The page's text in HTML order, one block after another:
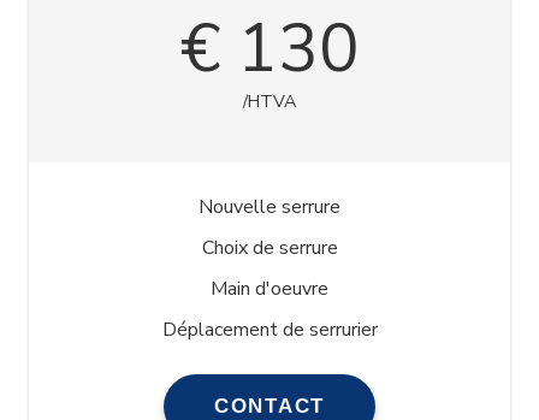
€ 130
/HTVA
Nouvelle serrure
Choix de serrure
Main d'oeuvre
Déplacement de serrurier
CONTACT